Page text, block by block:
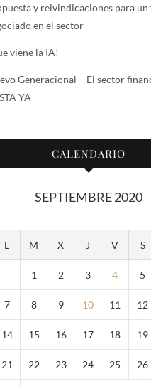
y reivindicaciones para
en el sector
viene la IA!
Generacional – El sector
YA
CALENDARIO
SEPTIEMBRE 2020
L M X J V S
1 2 3 4 5
7 8 9 10 11 12
14 15 16 17 18 19
21 22 23 24 25 26